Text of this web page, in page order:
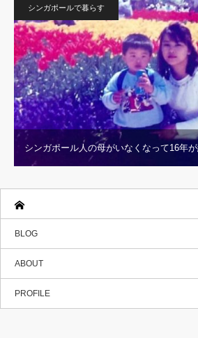
シンガポールで暮らす
シンガポール人の母がいなくなって16年が
BLOG
ABOUT
PROFILE